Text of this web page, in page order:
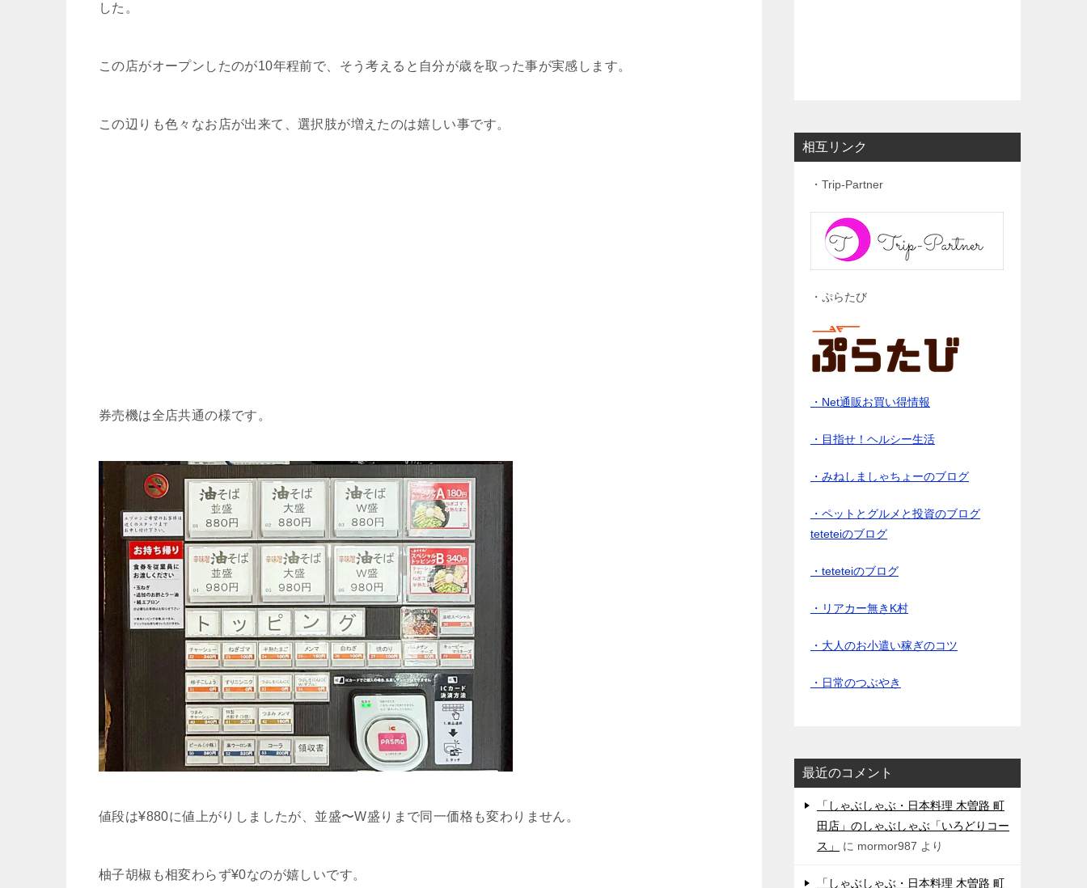
した。
この店がオープンしたのが10年程前で、そう考えると自分が歳を取った事が実感します。
この辺りも色々なお店が出来て、選択肢が増えたのは嬉しい事です。
券売機は全店共通の様です。
値段は¥880に値上がりしましたが、並盛〜W盛りまで同一価格も変わりません。
柚子胡椒も相変わらず¥0なのが嬉しいです。
相互リンク
・Trip-Partner
・ぷらたび
・Net通販お買い得情報
・目指せ！ヘルシー生活
・みねしましゃちょーのブログ
・ペットとグルメと投資のブログ
teteteiのブログ
・teteteiのブログ
・リアカー無きK村
・大人のお小遣い稼ぎのコツ
・日常のつぶやき
最近のコメント
「しゃぶしゃぶ・日本料理 木曽路 町
田店」のしゃぶしゃぶ「いろどりコー
ス」
に mormor987 より
「しゃぶしゃぶ・日本料理 木曽路 町